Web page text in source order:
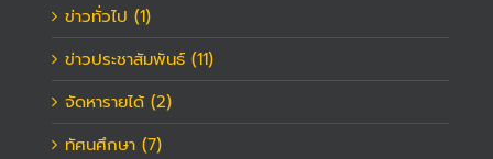
ข่าวทั่วไป (1)
ข่าวประชาสัมพันธ์ (11)
จัดหารายได้ (2)
ทัศนศึกษา (7)